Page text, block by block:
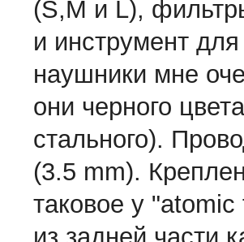
(S,M и L),
и инструмент
наушники мне
они черного
стального).
(3.5 mm).
таковое у